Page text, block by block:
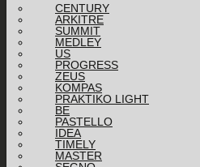
CENTURY
ARKITRE
SUMMIT
MEDLEY
US
PROGRESS
ZEUS
KOMPAS
PRAKTIKO LIGHT
BE
PASTELLO
IDEA
TIMELY
MASTER